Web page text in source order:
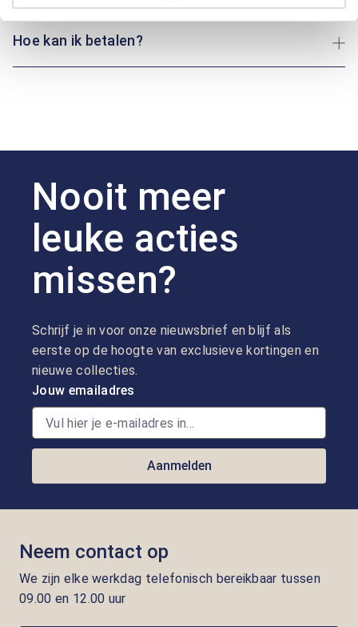
Hoe kan ik betalen?
Nooit meer
leuke acties
missen?
Schrijf je in voor onze nieuwsbrief en blijf als
eerste op de hoogte van exclusieve kortingen en
nieuwe collecties.
Jouw emailadres
Aanmelden
Neem contact op
We zijn elke werkdag telefonisch bereikbaar tussen
09.00 en 12.00 uur